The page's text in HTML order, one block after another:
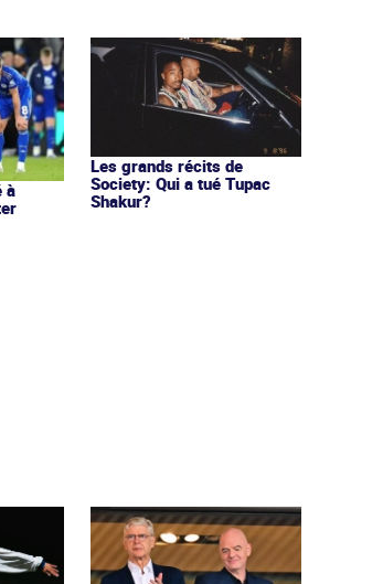
à
Les grands récits de
Society: Qui a tué Tupac
Shakur?